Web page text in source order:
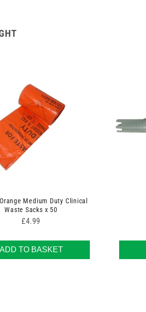
Medium Duty Clinical
Waste Sacks x 50
Price
£4.99
ADD TO BASKET